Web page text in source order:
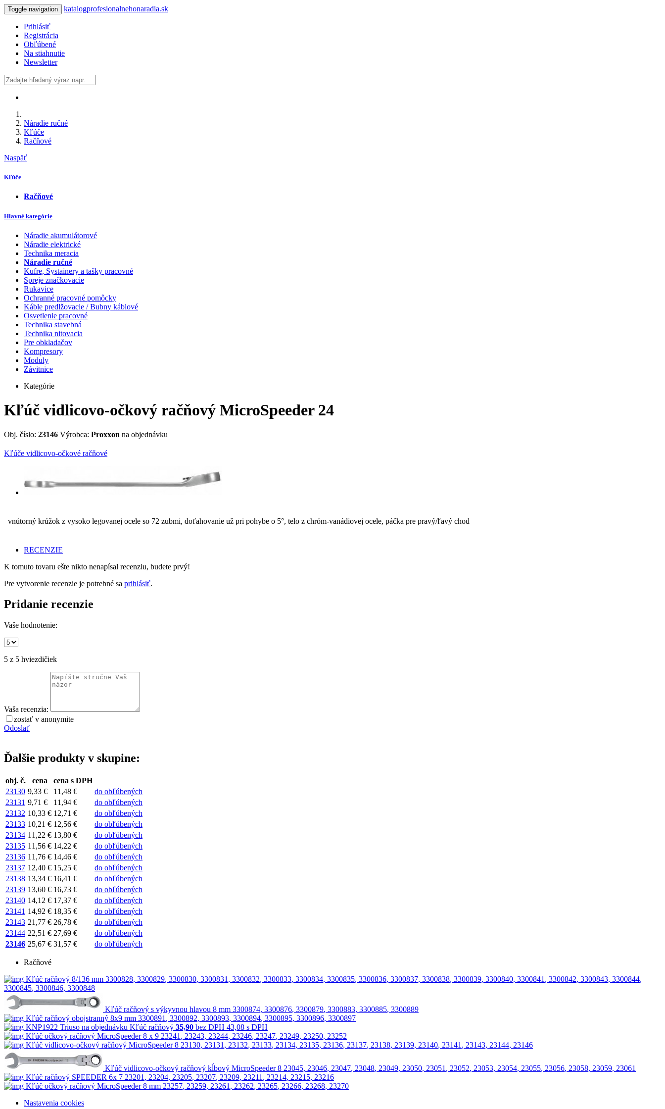
Toggle navigation katalogprofesionalnehonaradia.sk
Prihlásiť
Registrácia
Obľúbené
Na stiahnutie
Newsletter
Náradie ručné
Kľúče
Račňové
Naspäť
Kľúče
Račňové
Hlavné kategórie
Náradie akumulátorové
Náradie elektrické
Technika meracia
Náradie ručné
Kufre, Systainery a tašky pracovné
Spreje značkovacie
Rukavice
Ochranné pracovné pomôcky
Káble predlžovacie / Bubny káblové
Osvetlenie pracovné
Technika stavebná
Technika nitovacia
Pre obkladačov
Kompresory
Moduly
Závitnice
Kategórie
Kľúč vidlicovo-očkový račňový MicroSpeeder 24
Obj. číslo: 23146 Výrobca: Proxxon na objednávku
Kľúče vidlicovo-očkové račňové
vnútorný krúžok z vysoko legovanej ocele so 72 zubmi, doťahovanie už pri pohybe o 5°, telo z chróm-vanádiovej ocele, páčka pre pravý/ľavý chod
RECENZIE
K tomuto tovaru ešte nikto nenapísal recenziu, budete prvý!
Pre vytvorenie recenzie je potrebné sa prihlásiť.
Pridanie recenzie
Vaše hodnotenie:
5 z 5 hviezdičiek
Vaša recenzia:
zostať v anonymite
Odoslať
Ďalšie produkty v skupine:
obj. č. cena
cena s DPH
23130 9,33 € 11,48 €
do obľúbených
23131 9,71 € 11,94 €
do obľúbených
23132 10,33 € 12,71 €
do obľúbených
23133 10,21 € 12,56 €
do obľúbených
23134 11,22 € 13,80 €
do obľúbených
23135 11,56 € 14,22 €
do obľúbených
23136 11,76 € 14,46 €
do obľúbených
23137 12,40 € 15,25 €
do obľúbených
23138 13,34 € 16,41 €
do obľúbených
23139 13,60 € 16,73 €
do obľúbených
23140 14,12 € 17,37 €
do obľúbených
23141 14,92 € 18,35 €
do obľúbených
23143 21,77 € 26,78 €
do obľúbených
23144 22,51 € 27,69 €
do obľúbených
23146 25,67 € 31,57 € do obľúbených
Račňové
Kľúč račňový 8/136 mm 3300828, 3300829, 3300830, 3300831 , 3300832, 3300833, 3300834, 3300835, 3300836, 3300837, 3300838, 3300839, 3300840, 3300841 , 3300842, 3300843, 3300844,
3300845, 3300846, 3300848
Kľúč račňový s výkyvnou hlavou 8 mm 3300874, 3300876, 3300879, 3300883, 3300885, 3300889
Kľúč račňový obojstranný 8x9 mm 3300891 , 3300892, 3300893, 3300894, 3300895, 3300896, 3300897
KNP1922 Triuso na objednávku Kľúč račňový 35,90 bez DPH 43,08 s DPH
Kľúč očkový račňový MicroSpeeder 8 x 9 23241 , 23243, 23244, 23246, 23247, 23249, 23250, 23252
Kľúč vidlicovo-očkový račňový MicroSpeeder 8 23130, 23131 , 23132, 23133, 23134, 23135, 23136, 23137, 23138, 23139, 23140, 23141 , 23143, 23144, 23146
Kľúč vidlicovo-očkový račňový kĺbový MicroSpeeder 8 23045, 23046, 23047, 23048, 23049, 23050, 23051 , 23052, 23053, 23054, 23055, 23056, 23058, 23059, 23061
Kľúč račňový SPEEDER 6x 7 23201 , 23204, 23205, 23207, 23209, 23211 , 23214, 23215, 23216
Kľúč očkový račňový MicroSpeeder 8 mm 23257, 23259, 23261 , 23262, 23265, 23266, 23268, 23270
Nastavenia cookies